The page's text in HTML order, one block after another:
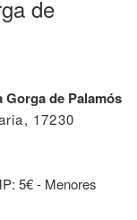
de
Gorga de Palamós
17230
5€ - Menores